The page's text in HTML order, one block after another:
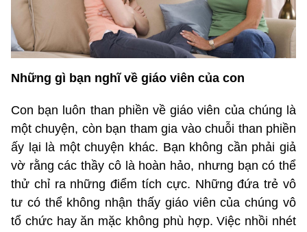
Những gì bạn nghĩ về giáo viên của con
Con bạn luôn than phiền về giáo viên của chúng là
một chuyện, còn bạn tham gia vào chuỗi than phiền
ấy lại là một chuyện khác. Bạn không cần phải giả
vờ rằng các thầy cô là hoàn hảo, nhưng bạn có thể
thử chỉ ra những điểm tích cực. Những đứa trẻ vô
tư có thể không nhận thấy giáo viên của chúng vô
tổ chức hay ăn mặc không phù hợp. Việc nhồi nhét